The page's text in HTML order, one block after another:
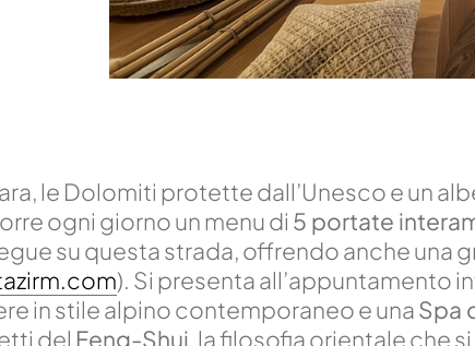
le Dolomiti protette dall’Unesco e un
ogni giorno un menu di 5 portate
su questa strada, offrendo anche una
). Si presenta all’appuntamento
in stile alpino contemporaneo e unaSpa
del Feng-Shui, la filosofia orientale che